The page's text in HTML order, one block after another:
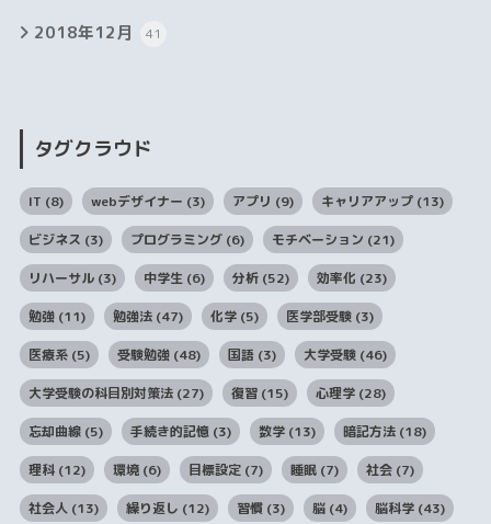
2018年12月 41
タグクラウド
IT (8) webデザイナー (3) アプリ (9) キャリアアップ(13)
ビジネス (3) プログラミング(6) モチベーション (21)
リハーサル(3) 中学生 (6) 分析(52) 効率化 (23)
勉強(11) 勉強法(47) 化学(5) 医学部受験(3)
医療系(5) 受験勉強(48) 国語 (3) 大学受験(46)
大学受験の科目別対策法(27) 復習(15) 心理学(28)
忘却曲線(5) 手続き的記憶(3) 数学(13) 暗記方法(18)
理科(12) 環境(6) 目標設定(7) 睡眠(7) 社会(7)
社会人(13) 繰り返し (12) 習慣(3) 脳(4) 脳科学(43)